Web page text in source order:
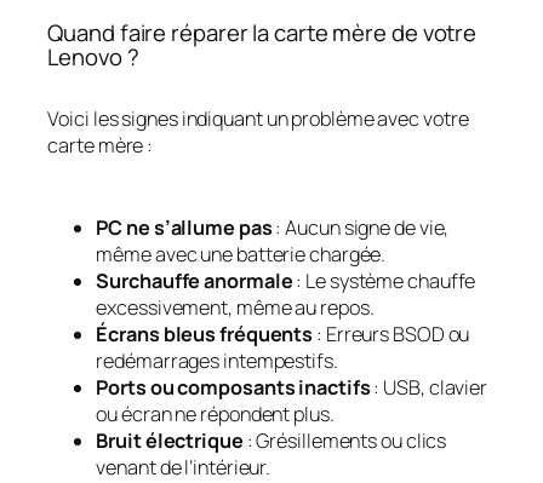
Quand faire réparer la carte mère de votre
Lenovo ?
Voici les signes indiquant un problème avec votre
carte mère :
PC ne s’allume pas: Aucun signe de vie,
même avec une batterie chargée.
Surchauffe anormale: Le système chauffe
excessivement, même au repos.
Écrans bleus fréquents : Erreurs BSOD ou
redémarrages intempestifs.
Ports ou composants inactifs: USB, clavier
ou écran ne répondent plus.
Bruit électrique : Grésillements ou clics
venant de l’intérieur.